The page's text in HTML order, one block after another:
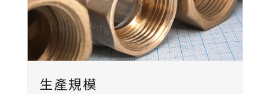
生產規模